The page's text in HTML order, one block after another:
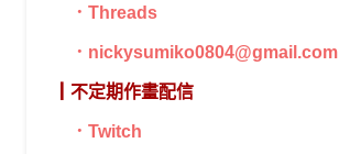
．Threads
．nickysumiko0804@gmail.com
┃不定期作畫配信
．Twitch